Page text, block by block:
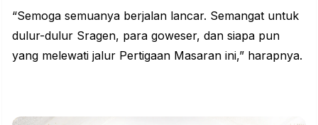
“Semoga semuanya berjalan lancar. Semangat untuk
dulur-dulur Sragen, para goweser, dan siapa pun
yang melewati jalur Pertigaan Masaran ini,” harapnya.